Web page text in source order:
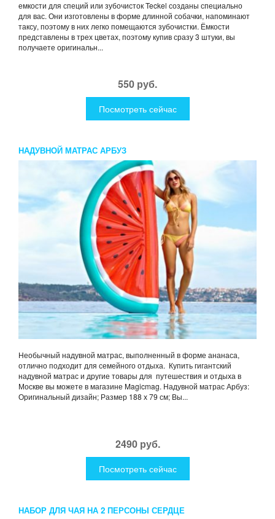
емкости для специй или зубочисток Teckel созданы специально
для вас. Они изготовлены в форме длинной собачки, напоминают
таксу, поэтому в них легко помещаются зубочистки. Ёмкости
представлены в трех цветах, поэтому купив сразу 3 штуки, вы
получаете оригинальн...
550 руб.
Посмотреть сейчас
НАДУВНОЙ МАТРАС АРБУЗ
Необычный надувной матрас, выполненный в форме ананаса,
отлично подходит для семейного отдыха. Купить гигантский
надувной матрас и другие товары для путешествия и отдыха в
Москве вы можете в магазине Magicmag. Надувной матрас Арбуз:
Оригинальный дизайн; Размер 188 х 79 см; Вы...
2490 руб.
Посмотреть сейчас
НАБОР ДЛЯ ЧАЯ НА 2 ПЕРСОНЫ СЕРДЦЕ